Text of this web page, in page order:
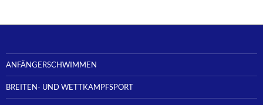
ANFÄNGERSCHWIMMEN
BREITEN- UND WETTKAMPFSPORT